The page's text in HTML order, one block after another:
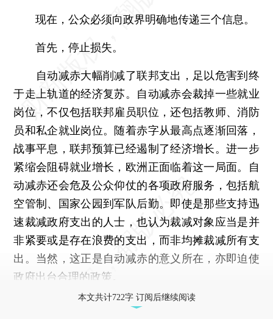
现在，公众必须向政界明确地传递三个信息。
首先，停止损失。
自动减赤大幅削减了联邦支出，足以危害到终
于走上轨道的经济复苏。自动减赤会裁掉一些就业
岗位，不仅包括联邦雇员职位，还包括教师、消防
员和私企就业岗位。随着赤字从最高点逐渐回落，
战事平息，联邦预算已经遏制了经济增长。进一步
紧缩会阻碍就业增长，欧洲正面临着这一局面。自
动减赤还会危及公众仰仗的各项政府服务，包括航
空管制、国家公园到军队后勤。即使是那些支持迅
速裁减政府支出的人士，也认为裁减对象应当是并
非紧要或是存在浪费的支出，而非均摊裁减所有支
出。当然，这正是自动减赤的意义所在，亦即迫使
政府出台合理的政策。
本文共计722字 订阅后继续阅读